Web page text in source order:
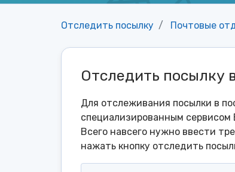
Отследить посылку Почтовые
Отследить посылку
Для отслеживания посылки в
специализированным сервисом
Всего навсего нужно ввести
нажать кнопку отследить